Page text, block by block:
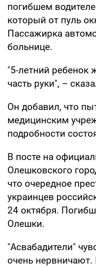
погибшем
который от пуль
Пассажирка
больнице.
"5-летний ребенок
часть руки", –
Он добавил, что
медицинским
подробности
В посте на
Олешковского
что очередное
украинцев
24 октября.
Олешки.
"Асвабадители"
очень